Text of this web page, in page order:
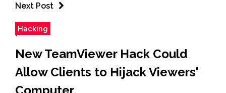
Next Post
Hacking
New TeamViewer Hack Could
Allow Clients to Hijack Viewers'
Computer